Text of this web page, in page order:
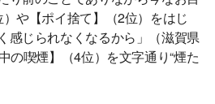
や【ポイ捨て】（2位）をはじ
感じられなくなるから」（滋賀県
の喫煙】（4位）を文字通り“煙た